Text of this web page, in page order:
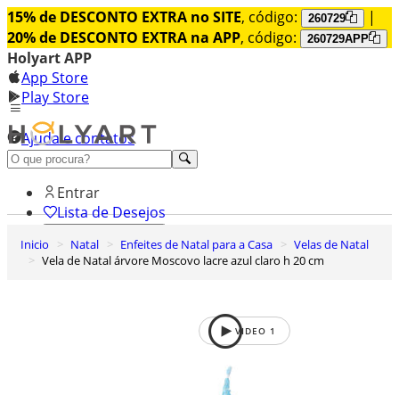
15% de DESCONTO EXTRA no SITE, código: 260729
|
20% de DESCONTO EXTRA na APP, código: 260729APP
Holyart APP
App Store
Play Store
Ajuda e contatos
Conheça premium
Entrar
Lista de Desejos
Carrinho de Compras
Inicio Natal Enfeites de Natal para a Casa
Velas de Natal
Vela de Natal árvore Moscovo lacre azul claro h 20 cm
VIDEO 1